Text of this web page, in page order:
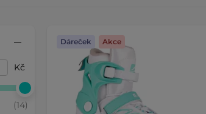
Kč
(14)
Dáreček Akce